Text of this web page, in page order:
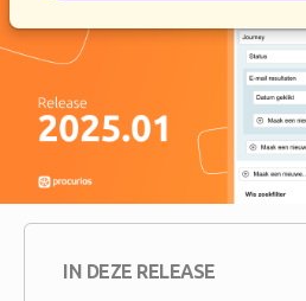
IN DEZE RELEASE